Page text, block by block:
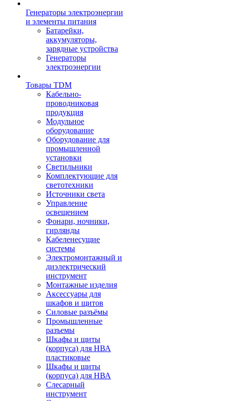
Генераторы электроэнергии
и элементы питания
Батарейки,
аккумуляторы,
зарядные устройства
Генераторы
электроэнергии
Товары TDM
Кабельно-
проводниковая
продукция
Модульное
оборудование
Оборудование для
промышленной
установки
Светильники
Комплектующие для
светотехники
Источники света
Управление
освещением
Фонари, ночники,
гирлянды
Кабеленесущие
системы
Электромонтажный и
диэлектрический
инструмент
Монтажные изделия
Аксессуары для
шкафов и щитов
Силовые разъёмы
Промышленные
разъемы
Шкафы и щиты
(корпуса) для НВА
пластиковые
Шкафы и щиты
(корпуса) для НВА
Слесарный
инструмент